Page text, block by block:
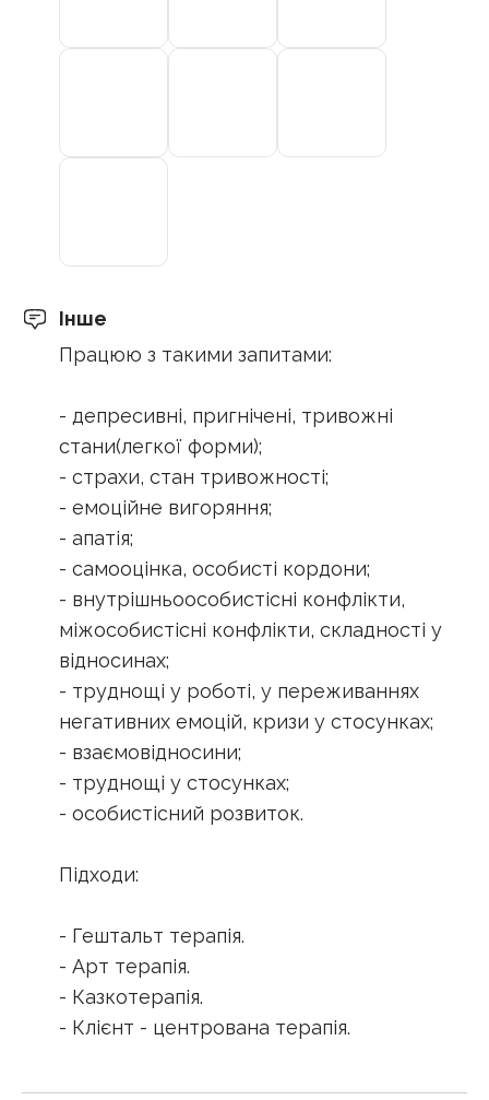
Інше
Працюю з такими запитами:
- депресивні, пригнічені, тривожні
стани(легкої форми);
- страхи, стан тривожності;
- емоційне вигоряння;
- апатія;
- самооцінка, особисті кордони;
- внутрішньоособистісні конфлікти,
міжособистісні конфлікти, складності у
відносинах;
- труднощі у роботі, у переживаннях
негативних емоцій, кризи у стосунках;
- взаємовідносини;
- труднощі у стосунках;
- особистісний розвиток.
Підходи:
- Гештальт терапія.
- Арт терапія.
- Казкотерапія.
- Клієнт - центрована терапія.